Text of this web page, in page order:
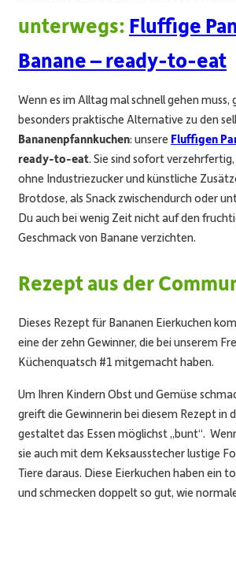
unterwegs: Fluffige
Banane – ready-to-eat
Wenn es im Alltag mal schnell gehen muss,
besonders praktische Alternative zu den
Bananenpfannkuchen: unsere Fluffigen
ready-to-eat. Sie sind sofort
ohne Industriezucker und künstliche
Brotdose, als Snack zwischendurch oder
Du auch bei wenig Zeit nicht auf den
Geschmack von Banane verzichten.
Rezept aus der
Dieses Rezept für Bananen Eierkuchen
eine der zehn Gewinner, die bei unserem
Küchenquatsch #1 mitgemacht haben.
Um Ihren Kindern Obst und Gemüse
greift die Gewinnerin bei diesem Rezept in
gestaltet das Essen möglichst „bunt“.
sie auch mit dem Keksausstecher lustige
Tiere daraus. Diese Eierkuchen haben ein
und schmecken doppelt so gut, wie